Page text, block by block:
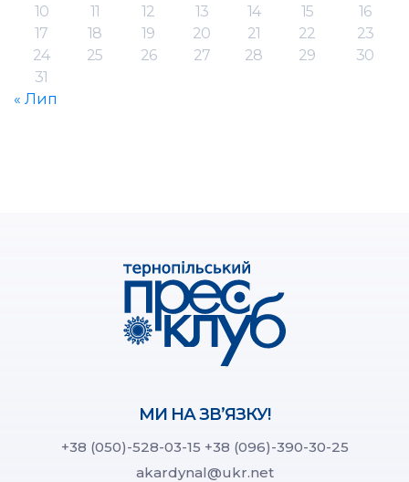
10
11 12 13 14 15
16
17
18 19 20 21 22
23
24
25 26 27 28 29
30
31
« Лип
МИ НА ЗВ’ЯЗКУ!
+38 (050)-528-03-15 +38 (096)-390-30-25
akardynal@ukr.net